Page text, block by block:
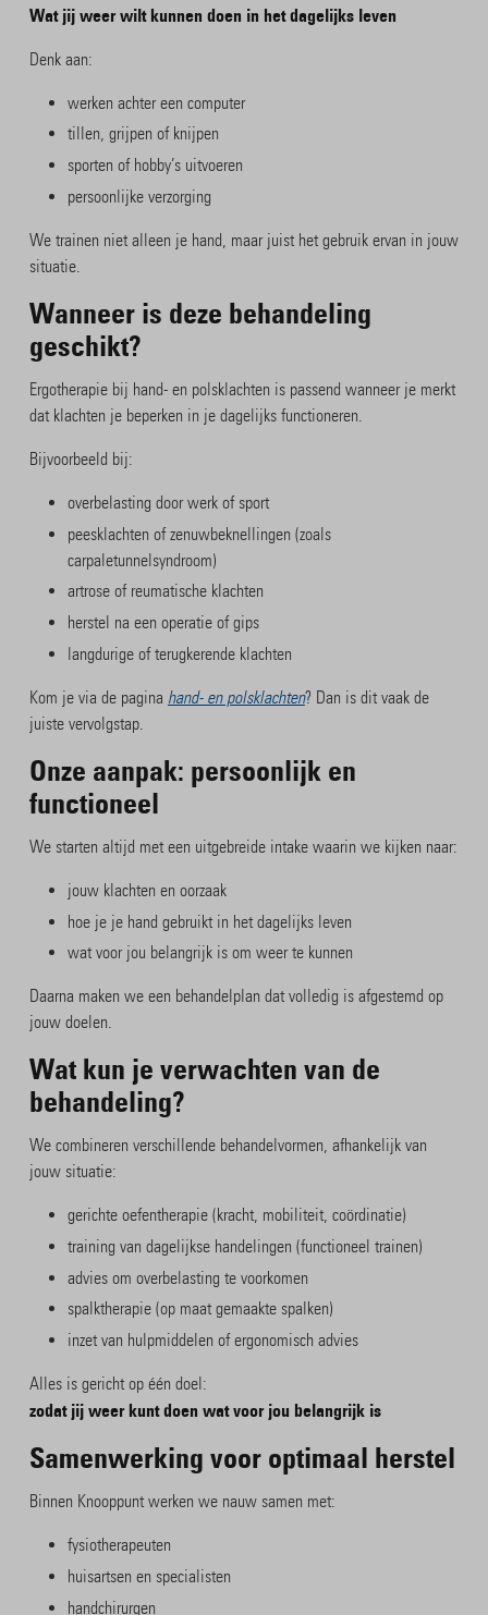
Wat jij weer wilt kunnen doen in het dagelijks leven
Denk aan:
werken achter een computer
tillen, grijpen of knijpen
sporten of hobby’s uitvoeren
persoonlijke verzorging
We trainen niet alleen je hand, maar juist het gebruik ervan in jouw
situatie.
Wanneer is deze behandeling
geschikt?
Ergotherapie bij hand- en polsklachten is passend wanneer je merkt
dat klachten je beperken in je dagelijks functioneren.
Bijvoorbeeld bij:
overbelasting door werk of sport
peesklachten of zenuwbeknellingen (zoals
carpaletunnelsyndroom)
artrose of reumatische klachten
herstel na een operatie of gips
langdurige of terugkerende klachten
Kom je via de pagina hand- en polsklachten? Dan is dit vaak de
juiste vervolgstap.
Onze aanpak: persoonlijk en
functioneel
We starten altijd met een uitgebreide intake waarin we kijken naar:
jouw klachten en oorzaak
hoe je je hand gebruikt in het dagelijks leven
wat voor jou belangrijk is om weer te kunnen
Daarna maken we een behandelplan dat volledig is afgestemd op
jouw doelen.
Wat kun je verwachten van de
behandeling?
We combineren verschillende behandelvormen, afhankelijk van
jouw situatie:
gerichte oefentherapie (kracht, mobiliteit, coördinatie)
training van dagelijkse handelingen (functioneel trainen)
advies om overbelasting te voorkomen
spalktherapie (op maat gemaakte spalken)
inzet van hulpmiddelen of ergonomisch advies
Alles is gericht op één doel:
zodat jij weer kunt doen wat voor jou belangrijk is
Samenwerking voor optimaal herstel
Binnen Knooppunt werken we nauw samen met:
fysiotherapeuten
huisartsen en specialisten
handchirurgen